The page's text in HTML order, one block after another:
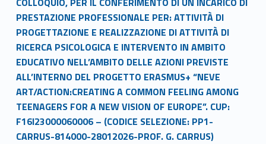
PRESTAZIONE PROFESSIONALE PER: ATTIVITÀ DI
PROGETTAZIONE E REALIZZAZIONE DI ATTIVITÀ DI
RICERCA PSICOLOGICA E INTERVENTO IN AMBITO
EDUCATIVO NELL’AMBITO DELLE AZIONI PREVISTE
ALL’INTERNO DEL PROGETTO ERASMUS+ “NEVE
ART/ACTION:CREATING A COMMON FEELING AMONG
TEENAGERS FOR A NEW VISION OF EUROPE”. CUP:
F16I23000060006 – (CODICE SELEZIONE: PP1-
CARRUS-814000-28012026-PROF. G. CARRUS)